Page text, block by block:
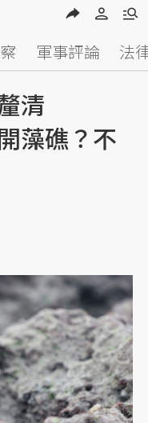
軍事評論 法
清
藻礁？不